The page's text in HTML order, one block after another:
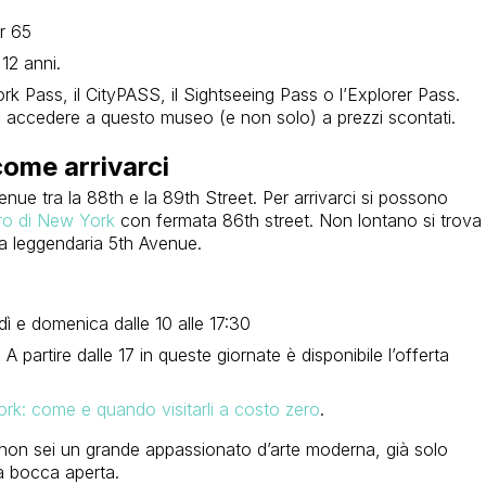
65
anni.
Pass, il CityPASS, il Sightseeing Pass o l’Explorer Pass.
a questo museo (e non solo) a prezzi scontati.
arrivarci
tra la 88th e la 89th Street. Per arrivarci si possono
di New York con fermata 86th street. Non lontano si trova
leggendaria 5th Avenue.
e domenica dalle 10 alle 17:30
partire dalle 17 in queste giornate è disponibile l’offerta
come e quando visitarli a costo zero.
sei un grande appassionato d’arte moderna, già solo
bocca aperta.